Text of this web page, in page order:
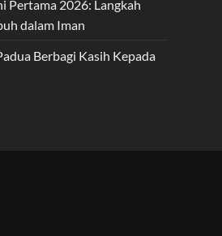
Pertama 2026: Langkah
dalam Iman
Berbagi Kasih Kepada